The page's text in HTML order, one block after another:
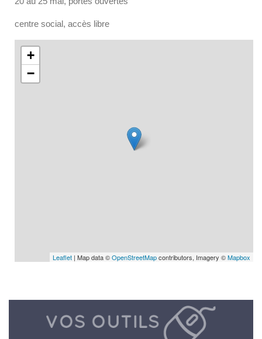
centre social, accès libre
+
−
Leaflet | Map data ©OpenStreetMapcontributors, Imagery ©Mapbox